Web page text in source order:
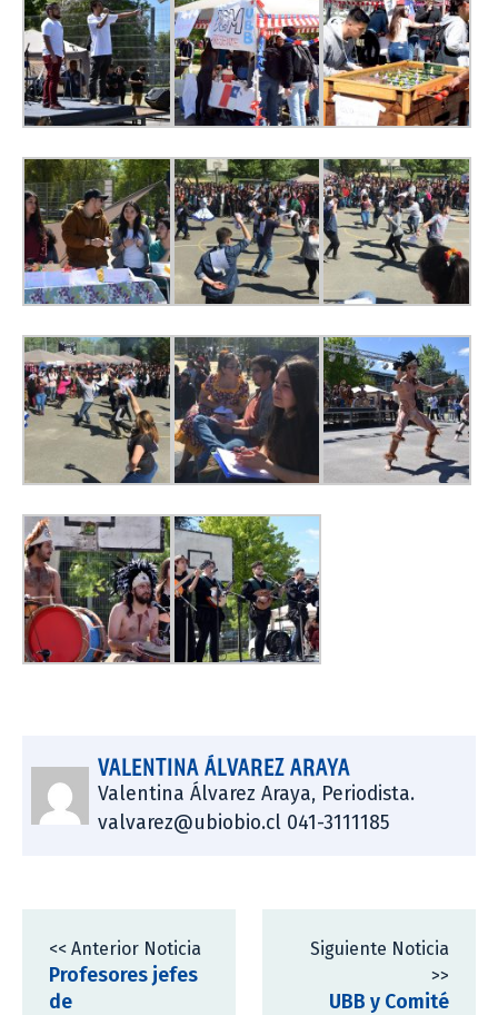
VALENTINA ÁLVAREZ ARAYA
Valentina Álvarez Araya, Periodista.
valvarez@ubiobio.cl 041-3111185
<< Anterior Noticia
Profesores jefes
de
Siguiente Noticia
>>
UBB y Comité